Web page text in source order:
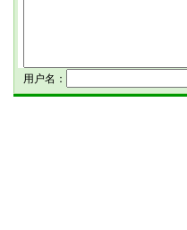
用户名：